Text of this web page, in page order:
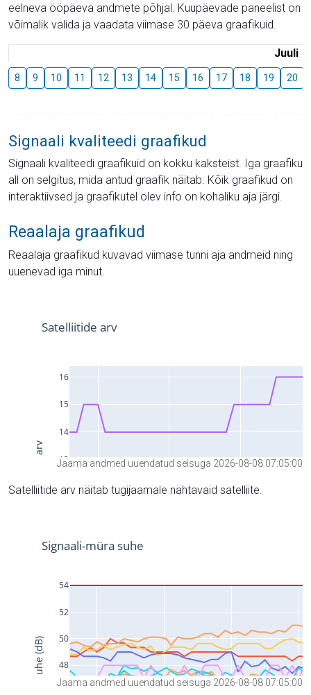
eelneva ööpäeva andmete põhjal. Kuupäevade paneelist on
võimalik valida ja vaadata viimase 30 päeva graafikuid.
Juuli
8 9 10 11 12 13 14 15 16 17 18 19 20
Signaali kvaliteedi graafikud
Signaali kvaliteedi graafikuid on kokku kaksteist. Iga graafiku
all on selgitus, mida antud graafik näitab. Kõik graafikud on
interaktiivsed ja graafikutel olev info on kohaliku aja järgi.
Reaalaja graafikud
Reaalaja graafikud kuvavad viimase tunni aja andmeid ning
uuenevad iga minut.
Jaama andmed uuendatud seisuga 2026-08-08 07:05:00
Satelliitide arv näitab tugijaamale nähtavaid satelliite.
Jaama andmed uuendatud seisuga 2026-08-08 07:05:00